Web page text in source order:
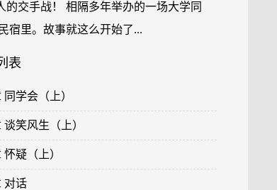
交手战！ 相隔多年举办的一场大学同
宿里。故事就这么开始了...
表
同学会（上）
谈笑风生（上）
疑（上）
对话